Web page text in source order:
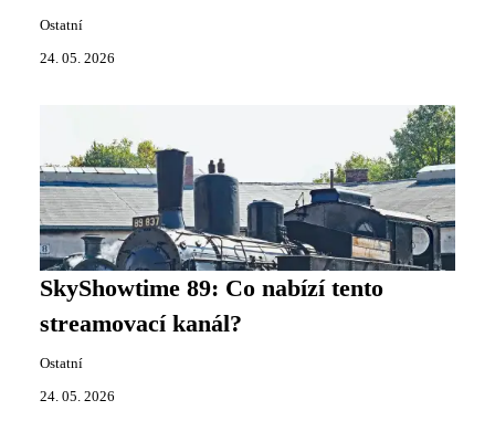
Ostatní
24. 05. 2026
SkyShowtime 89: Co nabízí tento
streamovací kanál?
Ostatní
24. 05. 2026